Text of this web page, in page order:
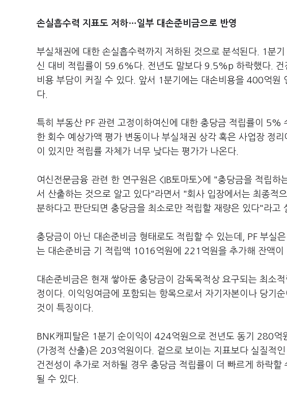
손실흡수력 지표도 저하…일부 대손준비금으로 반영
부실채권에 대한 손실흡수력까지 저하된 것으로 분석된다. 1분
신 대비 적립률이 59.6%다. 전년도 말보다 9.5%p 하락했다. 건
비용 부담이 커질 수 있다. 앞서 1분기에는 대손비용을 400억원
다.
특히 부동산 PF 관련 고정이하여신에 대한 충당금 적립률이 5%
한 회수 예상가액 평가 변동이나 부실채권 상각 혹은 사업장 정
이 있지만 적립률 자체가 너무 낮다는 평가가 나온다.
여신전문금융 관련 한 연구원은 <IB토마토>에 "충당금을 적립하
서 산출하는 것으로 알고 있다"라면서 "회사 입장에서는 최종적
분하다고 판단되면 충당금을 최소로만 적립할 재량은 있다"라고
충당금이 아닌 대손준비금 형태로도 적립할 수 있는데, PF 부실
는 대손준비금 기 적립액 1016억원에 221억원을 추가해 잔액이
대손준비금은 현재 쌓아둔 충당금이 감독목적상 요구되는 최소
정이다. 이익잉여금에 포함되는 항목으로서 자기자본이나 당기
것이 특징이다.
BNK캐피탈은 1분기 순이익이 424억원으로 전년도 동기 280억
(가정적 산출)은 203억원이다. 겉으로 보이는 지표보다 실질적
건전성이 추가로 저하될 경우 충당금 적립률이 더 빠르게 하락할
될 수 있다.